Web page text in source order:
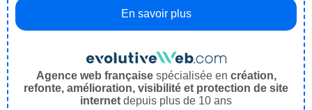
En savoir plus
Agence web françaisespécialisée en création,
refonte, amélioration, visibilité et protection de site
internet depuis plus de 10 ans